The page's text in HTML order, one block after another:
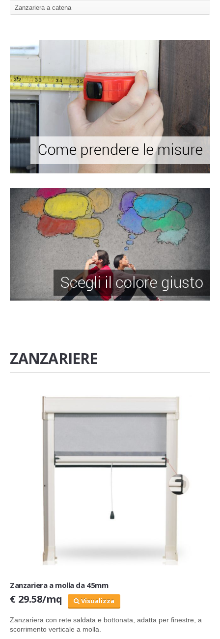
Zanzariera a catena
ZANZARIERE
Zanzariera a molla da 45mm
€ 29.58/mq Visualizza
Zanzariera con rete saldata e bottonata, adatta per finestre, a
scorrimento verticale a molla.